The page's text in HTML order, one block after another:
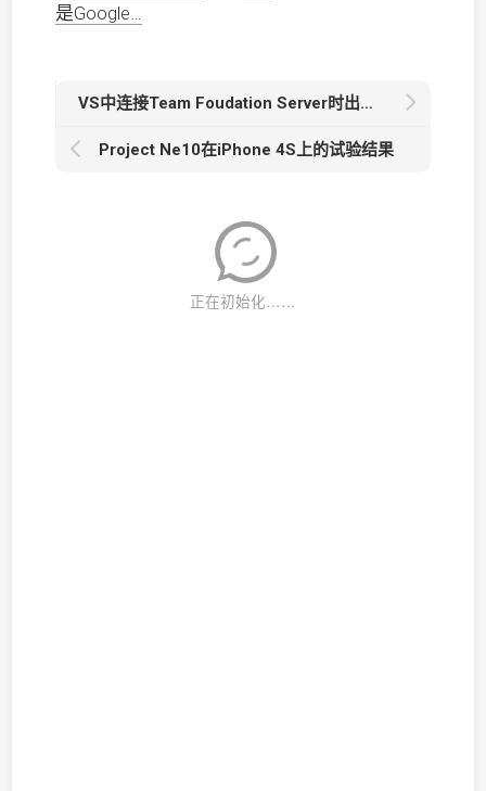
是Google…
VS中连接Team Foudation Server时出现TF31003问题的解决
Project Ne10在iPhone 4S上的试验结果